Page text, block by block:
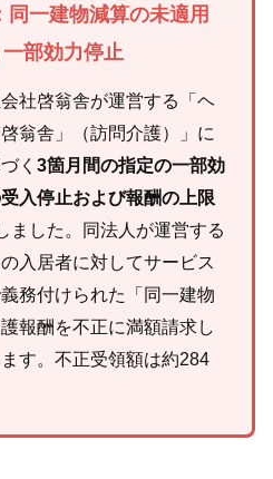
一建物減算の未適用
一部効力停止
社啓翁舎が運営する「ヘ
翁舎」（訪問介護）」に
く 3箇月間の指定の一部効
入停止および報酬の上限
ました。同法人が運営する
入居者に対してサービス
務付けられた「同一建物
報酬を不正に満額請求し
す。不正受領額は約284